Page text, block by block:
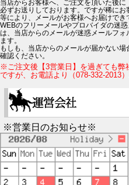
当店からお客様へ、ご注文を頂いた後
必ずお送りしております。ですが稀に
等により、メールがお客様へお届けでき
WEBのフリーメールやプロバイダの迷
は、当店からのメールが迷惑メールフ
ます。
もしも、当店からのメールが届かない
確認ください。
※ご注文後【3営業日】を過ぎても弊
ですが、お電話より（078-332-2013
※営業日のお知らせ※